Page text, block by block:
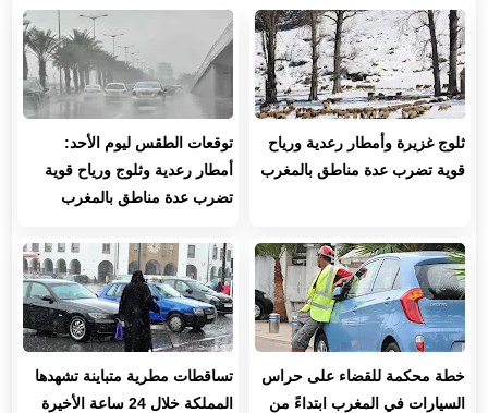
ثلوج غزيرة وأمطار رعدية ورياح
قوية تضرب عدة مناطق بالمغرب
توقعات الطقس ليوم الأحد:
أمطار رعدية وثلوج ورياح قوية
تضرب عدة مناطق بالمغرب
خطة محكمة للقضاء على حراس
السيارات في المغرب ابتداءً من
تساقطات مطرية متباينة تشهدها
المملكة خلال 24 ساعة الأخيرة